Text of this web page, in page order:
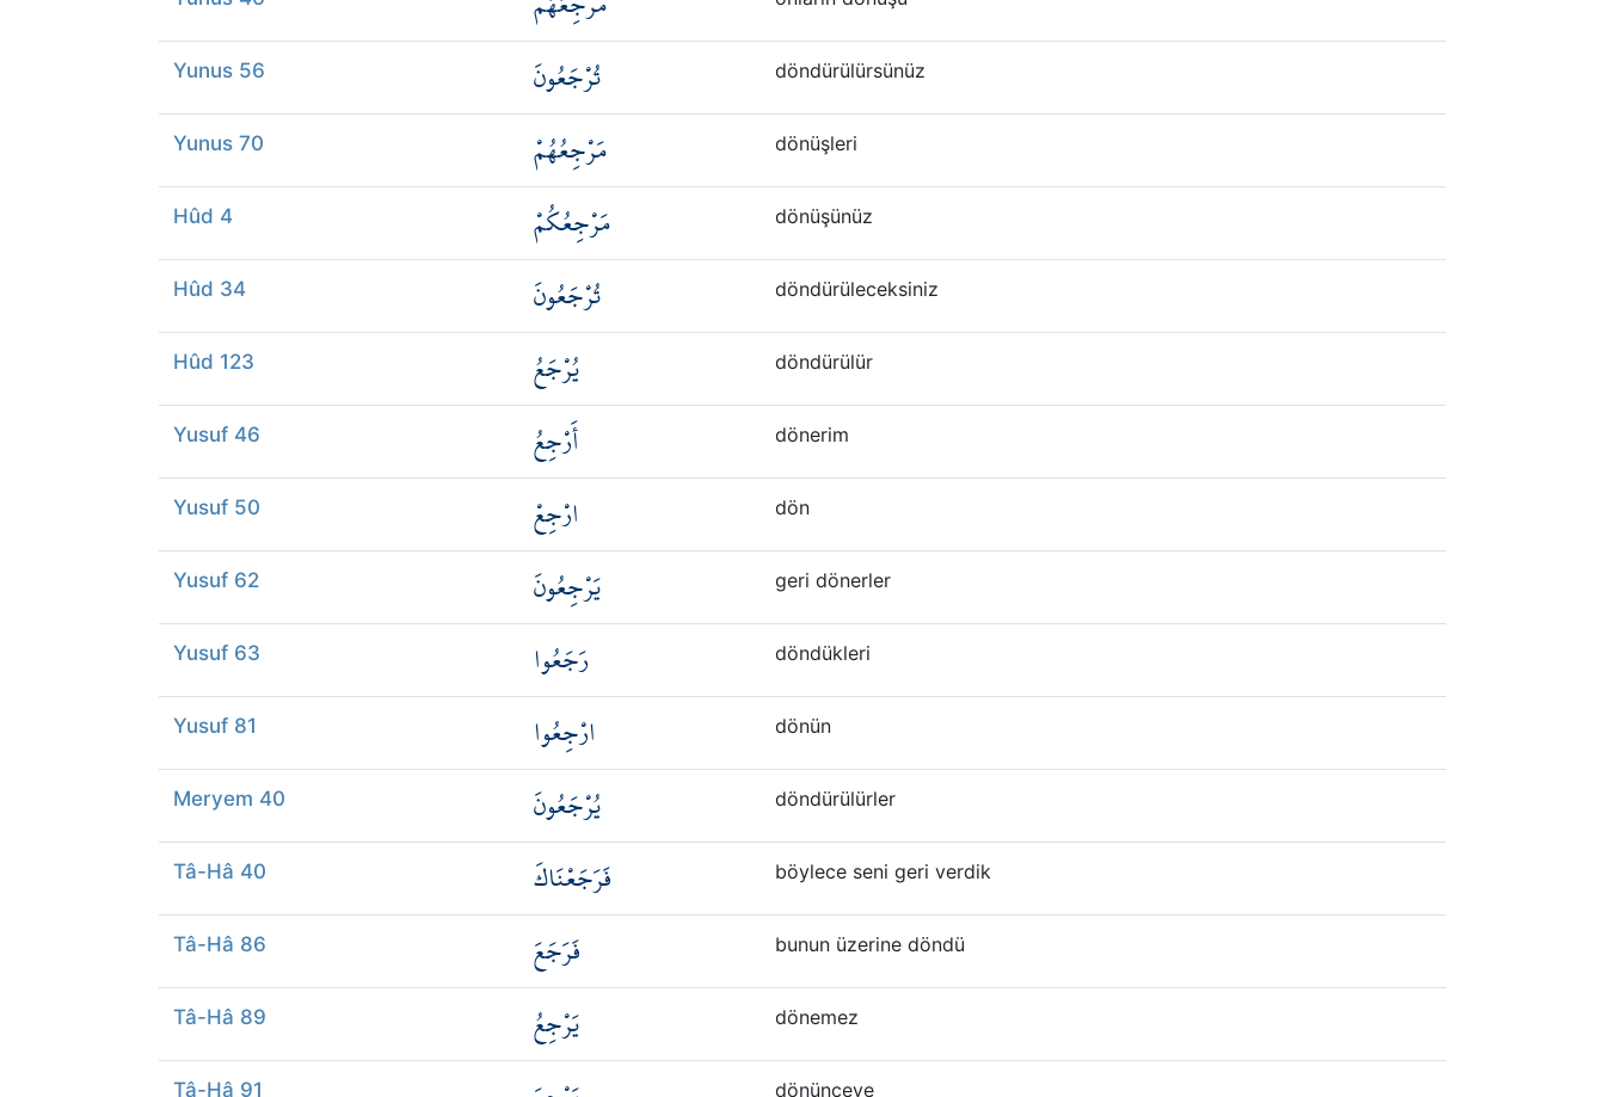
Yunus 56 تُرْجَعُونَ döndürülürsünüz
Yunus 70 مَرْجِعُهُمْ dönüşleri
Hûd 4 مَرْجِعُكُمْ dönüşünüz
Hûd 34 تُرْجَعُونَ döndürüleceksiniz
Hûd 123 يُرْجَعُ döndürülür
Yusuf 46 أَرْجِعُ dönerim
Yusuf 50 ارْجِعْ dön
Yusuf 62 يَرْجِعُونَ geri dönerler
Yusuf 63 رَجَعُوا döndükleri
Yusuf 81 ارْجِعُوا dönün
Meryem 40 يُرْجَعُونَ döndürülürler
Tâ-Hâ 40 فَرَجَعْنَاكَ böylece seni geri verdik
Tâ-Hâ 86 فَرَجَعَ bunun üzerine döndü
Tâ-Hâ 89 يَرْجِعُ dönemez
Tâ-Hâ 91 dönünceye